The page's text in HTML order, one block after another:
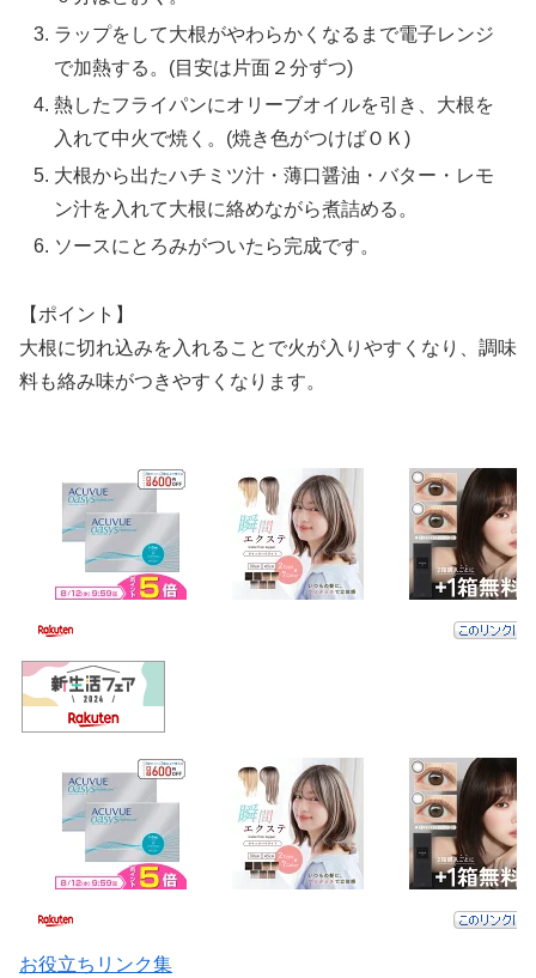
ラップをして大根がやわらかくなるまで電子レンジ
で加熱する。(目安は片面２分ずつ)
熱したフライパンにオリーブオイルを引き、大根を
入れて中火で焼く。(焼き色がつけばＯＫ)
大根から出たハチミツ汁・薄口醤油・バター・レモ
ン汁を入れて大根に絡めながら煮詰める。
ソースにとろみがついたら完成です。
【ポイント】
大根に切れ込みを入れることで火が入りやすくなり、調味
料も絡み味がつきやすくなります。
お役立ちリンク集